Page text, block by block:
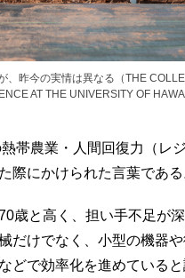
、昨今の実情は異なる（THE
AT THE UNIVERSITY OF HAWAII
帯農業・人間回復力（レ
際にかけられた言葉である
と高く、担い手不足が深
だけでなく、小型の機器
どで効率化を進めていると